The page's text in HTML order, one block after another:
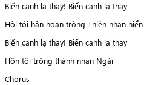
Biến canh lạ thay! Biến canh lạ thay
Hồi tôi hân hoan trông Thiên nhan
Biến canh lạ thay! Biến canh lạ thay
Hồn tôi trông thánh nhan Ngài
Chorus